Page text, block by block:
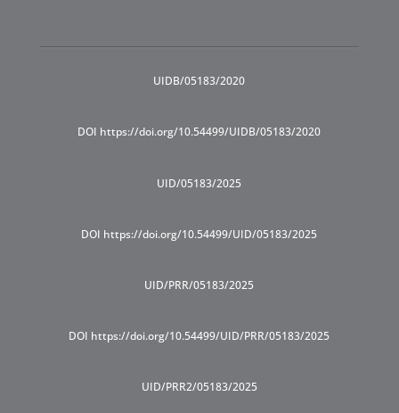
UIDB/05183/2020
DOI https://doi.org/10.54499/UIDB/05183/2020
UID/05183/2025
DOI https://doi.org/10.54499/UID/05183/2025
UID/PRR/05183/2025
DOI https://doi.org/10.54499/UID/PRR/05183/2025
UID/PRR2/05183/2025